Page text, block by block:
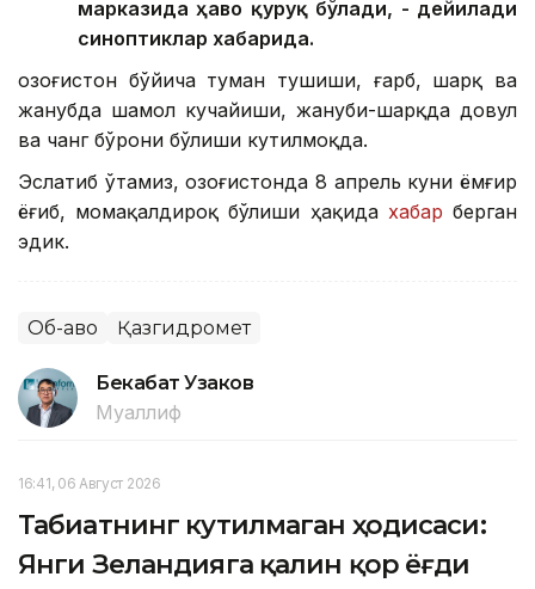
марказида ҳаво қуруқ бўлади, - дейилади
синоптиклар хабарида.
Қозоғистон бўйича туман тушиши, ғарб, шарқ ва
жанубда шамол кучайиши, жануби-шарқда довул
ва чанг бўрони бўлиши кутилмоқда.
Эслатиб ўтамиз, Қозоғистонда 8 апрель куни ёмғир
ёғиб, момақалдироқ бўлиши ҳақида хабарберган
эдик.
Об-ҳаво Қазгидромет
Бекабат Узаков
Муаллиф
16:41, 06 Август 2026
Табиатнинг кутилмаган ҳодисаси:
Янги Зеландияга қалин қор ёғди